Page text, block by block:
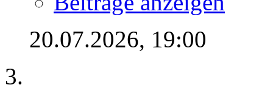
20.07.2026, 19:00